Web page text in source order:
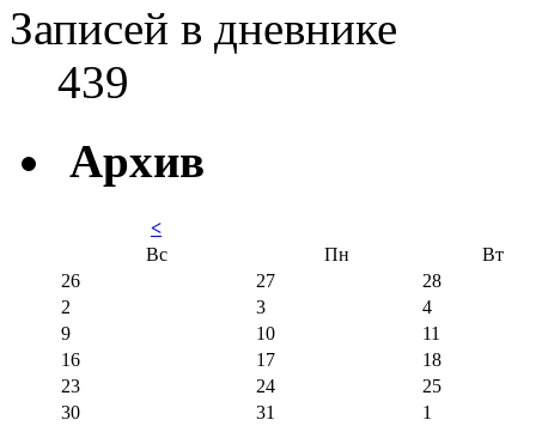
Записей в дневнике
439
Архив
<
Вс
Пн
Вт
26
27
28
2
3
4
9
10
11
16
17
18
23
24
25
30
31 1